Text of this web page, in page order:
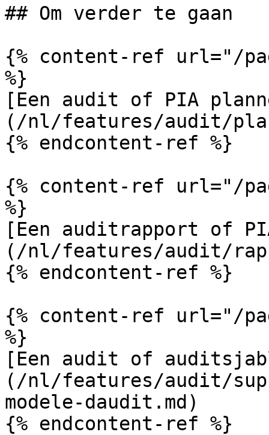
## Om verder te gaan
{% content-ref url="/
%}
[Een audit of PIA
(/nl/features/audit/
{% endcontent-ref %}
{% content-ref url="/
%}
[Een auditrapport of
(/nl/features/audit/
{% endcontent-ref %}
{% content-ref url="/
%}
[Een audit of
(/nl/features/audit/
modele-daudit.md)
{% endcontent-ref %}